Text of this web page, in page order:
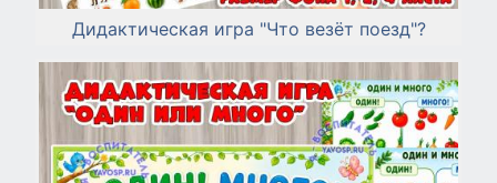
Дидактическая игра "Что везёт поезд"?